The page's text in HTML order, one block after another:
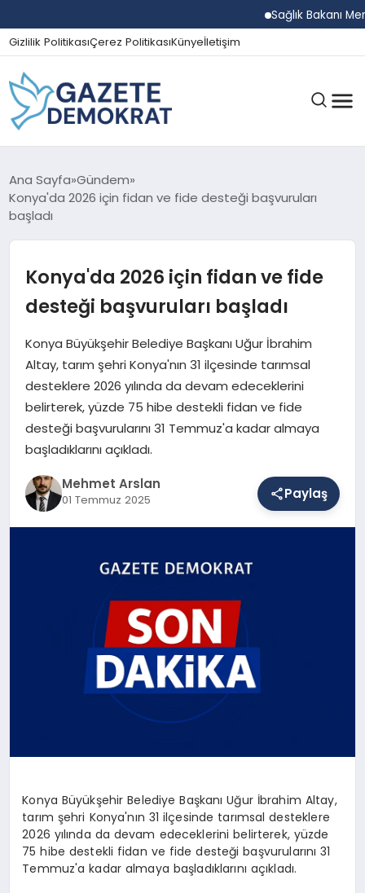
Sağlık Bakanı
Gizlilik PolitikasıÇerez PolitikasıKünyeİletişim
GÜNDEM
EKONOMI
SPOR
MAGAZIN
EĞITIM
Ana Sayfa Gündem
Konya'da 2026 için fidan ve fide desteği başvuruları
başladı
Konya'da 2026 için fidan ve fide
desteği başvuruları başladı
Konya Büyükşehir Belediye Başkanı Uğur İbrahim
Altay, tarım şehri Konya'nın 31 ilçesinde tarımsal
desteklere 2026 yılında da devam edeceklerini
belirterek, yüzde 75 hibe destekli fidan ve fide
desteği başvurularını 31 Temmuz'a kadar almaya
başladıklarını açıkladı.
Mehmet Arslan
01 Temmuz 2025 Paylaş
Konya Büyükşehir Belediye Başkanı Uğur İbrahim Altay,
tarım şehri Konya'nın 31 ilçesinde tarımsal desteklere
2026 yılında da devam edeceklerini belirterek, yüzde
75 hibe destekli fidan ve fide desteği başvurularını 31
Temmuz'a kadar almaya başladıklarını açıkladı.